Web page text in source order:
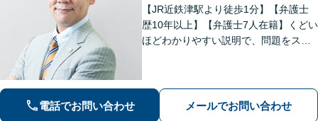
【JR近鉄津駅より徒歩1分】【弁護士
歴10年以上】【弁護士7人在籍】くどい
ほどわかりやすい説明で、問題をスム
数【借金・債務整理】自己破産で、借
金を0にできる可能性があります。
電話でお問い合わせ メールでお問い合わせ